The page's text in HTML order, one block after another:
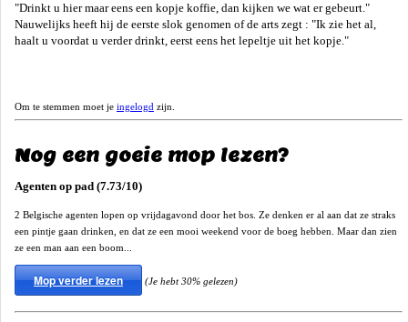
"Drinkt u hier maar eens een kopje koffie, dan kijken we wat er gebeurt."
Nauwelijks heeft hij de eerste slok genomen of de arts zegt : "Ik zie het al,
haalt u voordat u verder drinkt, eerst eens het lepeltje uit het kopje."
Om te stemmen moet je ingelogd zijn.
Nog een goeie mop lezen?
Agenten op pad (7.73/10)
2 Belgische agenten lopen op vrijdagavond door het bos. Ze denken er al aan dat ze straks
een pintje gaan drinken, en dat ze een mooi weekend voor de boeg hebben. Maar dan zien
ze een man aan een boom...
Mop verder lezen (Je hebt 30% gelezen)